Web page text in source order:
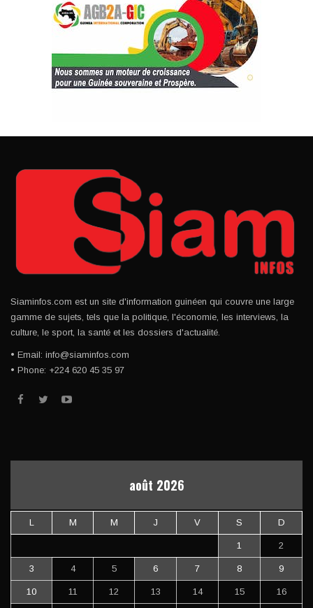
Siaminfos.com est un site d'information guinéen qui couvre une large
gamme de sujets, tels que la politique, l'économie, les interviews, la
culture, le sport, la santé et les dossiers d'actualité.
• Email: info@siaminfos.com
• Phone: +224 620 45 35 97
août 2026
L M M J V S D
1 2
3 4 5 6 7 8 9
10 11 12 13 14 15 16